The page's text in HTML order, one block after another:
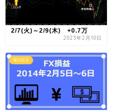
2/7(火)～2/9(木) +0.7万
2023年2月10日
毎日収支